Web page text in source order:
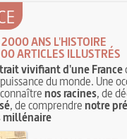
ANS L'HISTOIRE
ARTICLES ILLUSTRÉS
vivifiant d'une France
du monde. Une
nos racines, de
, de comprendrenotre
millénaire